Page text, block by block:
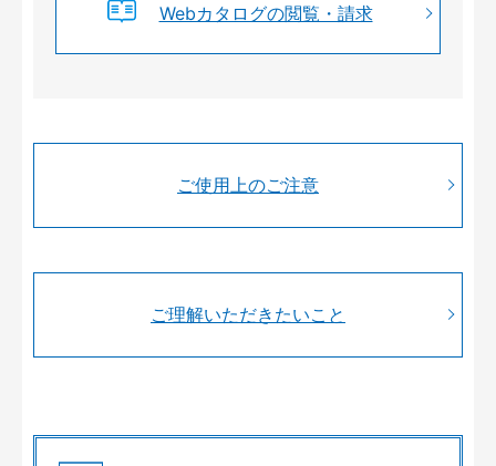
Webカタログの閲覧・請求
ご使用上のご注意
ご理解いただきたいこと